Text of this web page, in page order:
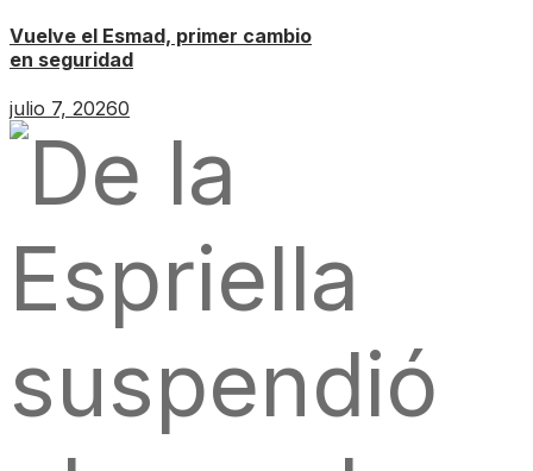
Vuelve el Esmad, primer cambio
en seguridad
julio 7, 20260